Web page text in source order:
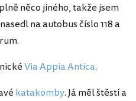
něco jiného, takže jsem
na autobus číslo 118 a
Via Appia Antica.
katakomby. Já měl štěstí a